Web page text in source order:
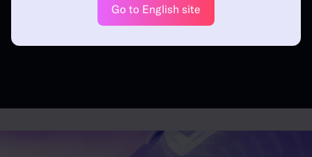
Dominar los saques largos
Tácticas | Guido Merry | 01.02.26
Liderar el ataque en FM26
con una sola delantera
Go to English site